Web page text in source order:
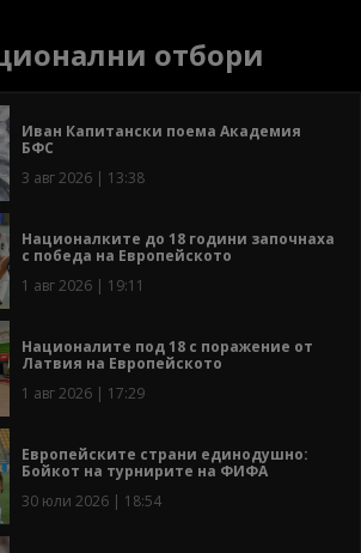
отбори
Иван Капитански поема Академия
БФС
3 авг 2026 | 13:38
Националките до 18 години започнаха
с победа на Европейското
1 авг 2026 | 19:11
Националите под 18 с поражение от
Латвия на Европейското
1 авг 2026 | 17:29
Европейските страни единодушно:
Бойкот на турнирите на ФИФА
30 юли 2026 | 18:54